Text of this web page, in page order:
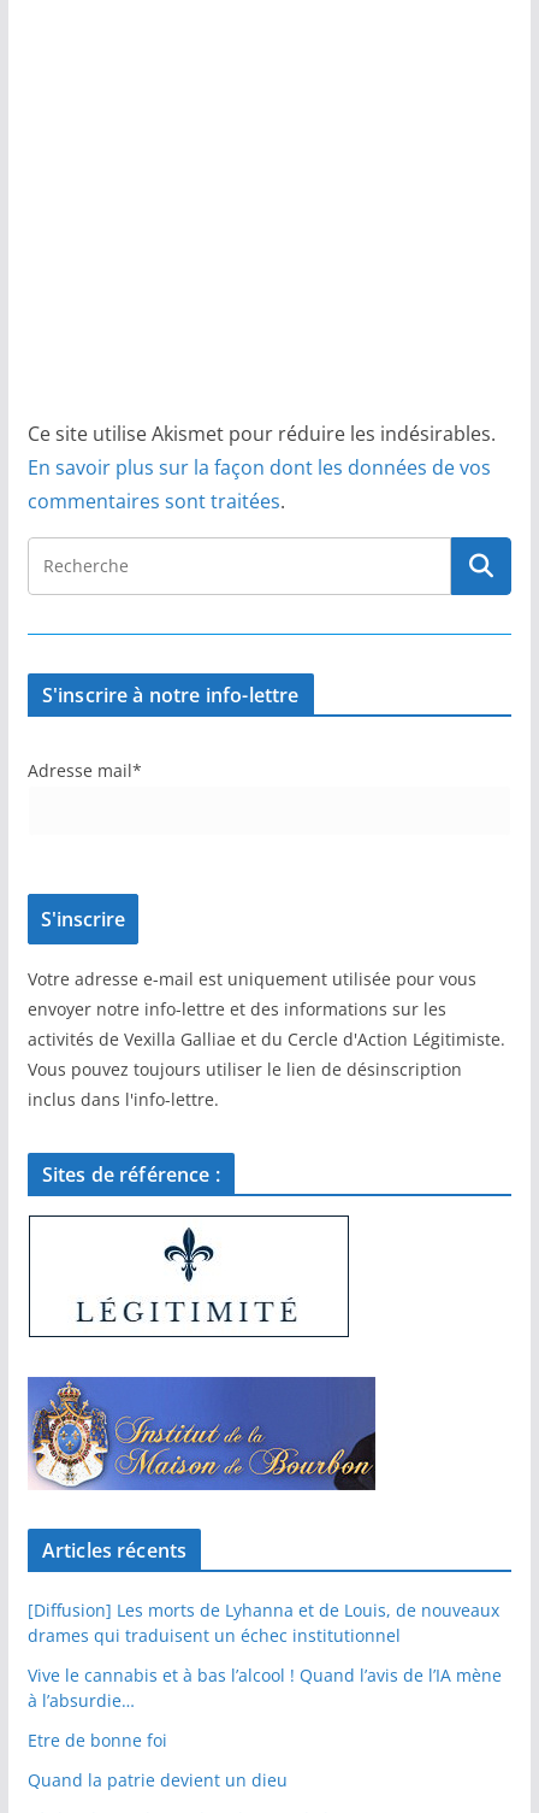
Ce site utilise Akismet pour réduire les indésirables.
En savoir plus sur la façon dont les données de vos
commentaires sont traitées.
S'inscrire à notre info-lettre
Adresse mail*
Votre adresse e-mail est uniquement utilisée pour vous
envoyer notre info-lettre et des informations sur les
activités de Vexilla Galliae et du Cercle d'Action Légitimiste.
Vous pouvez toujours utiliser le lien de désinscription
inclus dans l'info-lettre.
Sites de référence :
Articles récents
[Diffusion] Les morts de Lyhanna et de Louis, de nouveaux
drames qui traduisent un échec institutionnel
Vive le cannabis et à bas l’alcool ! Quand l’avis de l’IA mène
à l’absurdie…
Etre de bonne foi
Quand la patrie devient un dieu